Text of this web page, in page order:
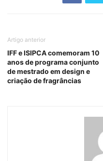
Artigo anterior
IFF e ISIPCA comemoram 10
anos de programa conjunto
de mestrado em design e
criação de fragrâncias